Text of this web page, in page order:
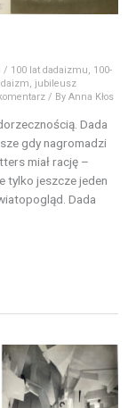
/ 100 lat dadaizmu, 100-
, jubileusz
/ By Anna Kłos
Dada
gdy nagromadzi
miał rację –
tylko jeszcze jeden
Dada